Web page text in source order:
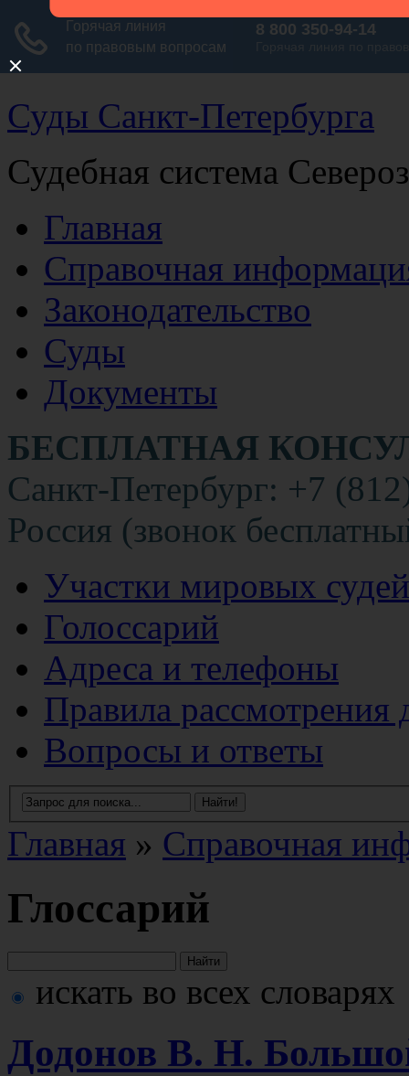
Суды Санкт-Петербурга
Судебная система
Главная
Справочная
Законодательство
Суды
Документы
БЕСПЛАТНАЯ
Санкт-Петербург: +7
Россия (звонок
Участки мировых судей
Голоссарий
Адреса и телефоны
Правила рассмотрения
Вопросы и ответы
Главная » Справочная
Глоссарий
искать во всех словарях
Додонов В. Н.